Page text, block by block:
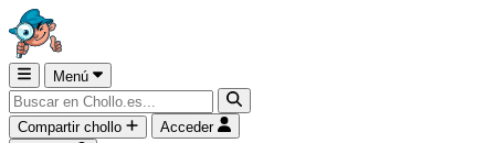
Menú
Compartir chollo
Acceder